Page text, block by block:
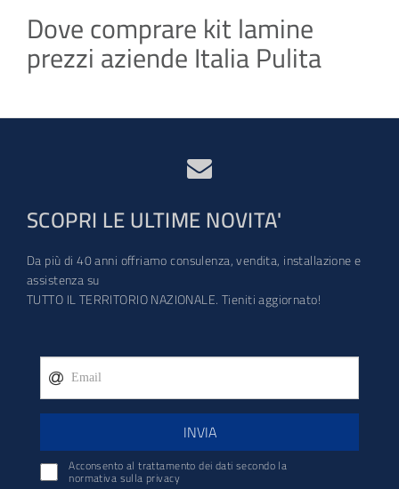
Dove comprare kit lamine
prezzi aziende Italia Pulita
SCOPRI LE ULTIME NOVITA'
Da più di 40 anni offriamo consulenza, vendita, installazione e
assistenza su
TUTTO IL TERRITORIO NAZIONALE. Tieniti aggiornato!
INVIA
Acconsento al trattamento dei dati secondo la
normativa sulla privacy